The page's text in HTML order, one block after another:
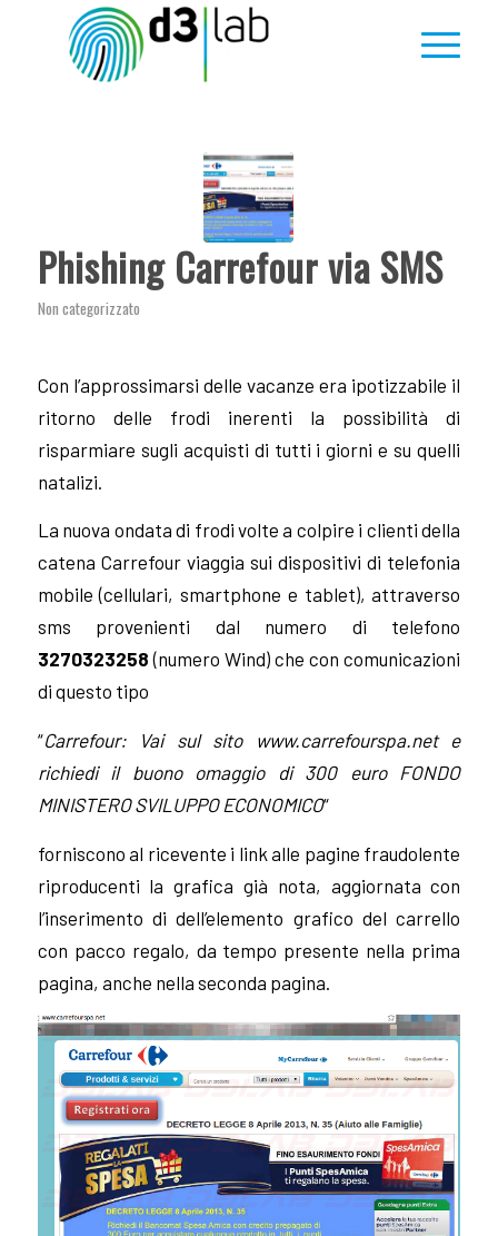
Phishing Carrefour via SMS
Non categorizzato
Con l’approssimarsi delle vacanze era ipotizzabile il
ritorno delle frodi inerenti la possibilità di
risparmiare sugli acquisti di tutti i giorni e su quelli
natalizi.
La nuova ondata di frodi volte a colpire i clienti della
catena Carrefour viaggia sui dispositivi di telefonia
mobile (cellulari, smartphone e tablet), attraverso
sms provenienti dal numero di telefono
3270323258 (numero Wind) che con comunicazioni
di questo tipo
“Carrefour: Vai sul sito www.carrefourspa.net e
richiedi il buono omaggio di 300 euro FONDO
MINISTERO SVILUPPO ECONOMICO“
forniscono al ricevente i link alle pagine fraudolente
riproducenti la grafica già nota, aggiornata con
l’inserimento di dell’elemento grafico del carrello
con pacco regalo, da tempo presente nella prima
pagina, anche nella seconda pagina.